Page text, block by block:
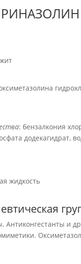
: бензалкония
додекагидрат,
жидкость
Антиконгестанты и